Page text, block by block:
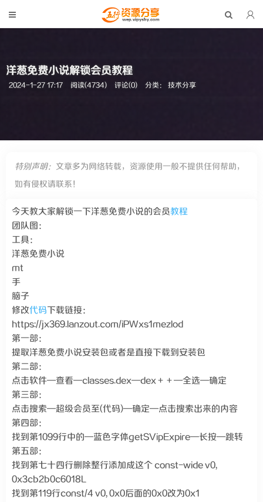
洋葱免费小说解锁会员教程
2024-1-27 17:17 阅读(4734) 评论(0) 分类：技术分享
特别声明： 文章多为网络转载，资源使用一般不提供任何帮助，
如有侵权请联系！
今天教大家解锁一下洋葱免费小说的会员教程
团队图：
工具：
洋葱免费小说
mt
手
脑子
修改代码下载链接：
https://jx369.lanzout.com/iPWxs1mezlod
第一部：
提取洋葱免费小说安装包或者是直接下载到安装包
第二部：
点击软件—查看—classes.dex—dex＋＋—全选—确定
第三部：
点击搜索—超级会员至(代码)—确定—点击搜索出来的内容
第四部：
找到第1099行中的—蓝色字体getSVipExpire—长按—跳转
第五部：
找到第七十四行删除整行添加成这个 const-wide v0,
0x3cb2b0c6018L
找到第119行const/4 v0, 0x0后面的0x0改为0x1